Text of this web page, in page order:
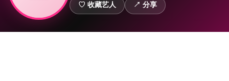
♡ 收藏艺人 ↗ 分享